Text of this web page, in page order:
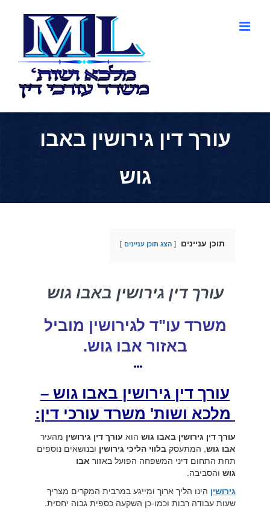
עורך דין גירושין באבו
גוש
תוכן עניינים הצג תוכן עניינים
עורך דין גירושין באבו גוש
משרד עו"ד לגירושין מוביל
באזור אבו גוש.
עורך דין גירושין באבו גוש –
מלכא ושות' משרד עורכי דין:
עורך דין גירושין באבו גוש הוא עורך דין גירושין מהעיר
אבו גוש, המתעסק בלווי הליכי גירושין ובנושאים נוספים
תחת התחום דיני המשפחה הפועל באזור אבו
גוש והסביבה.
גירושין הינו הליך ארוך ומייגע במרבית המקרים מצריך
שעות עבודה רבות וכמו-כן השקעה כספית גבוה יחסית.